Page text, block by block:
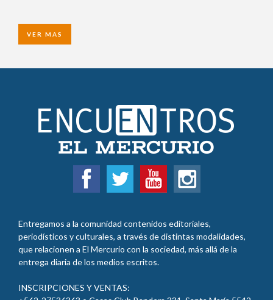
VER MAS
Entregamos a la comunidad contenidos editoriales,
periodísticos y culturales, a través de distintas modalidades,
que relacionen a El Mercurio con la sociedad, más allá de la
entrega diaria de los medios escritos.
INSCRIPCIONES Y VENTAS: